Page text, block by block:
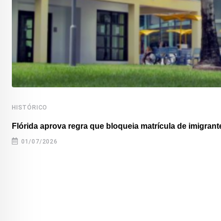
HISTÓRICO
Flórida aprova regra que bloqueia matrícula de
01/07/2026